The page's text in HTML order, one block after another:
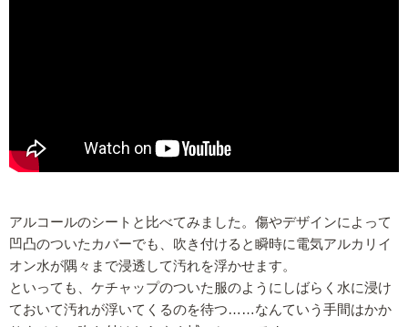
アルコールのシートと比べてみました。傷やデザインによって
凹凸のついたカバーでも、吹き付けると瞬時に電気アルカリイ
オン水が隅々まで浸透して汚れを浮かせます。
といっても、ケチャップのついた服のようにしばらく水に浸け
ておいて汚れが浮いてくるのを待つ……なんていう手間はかか